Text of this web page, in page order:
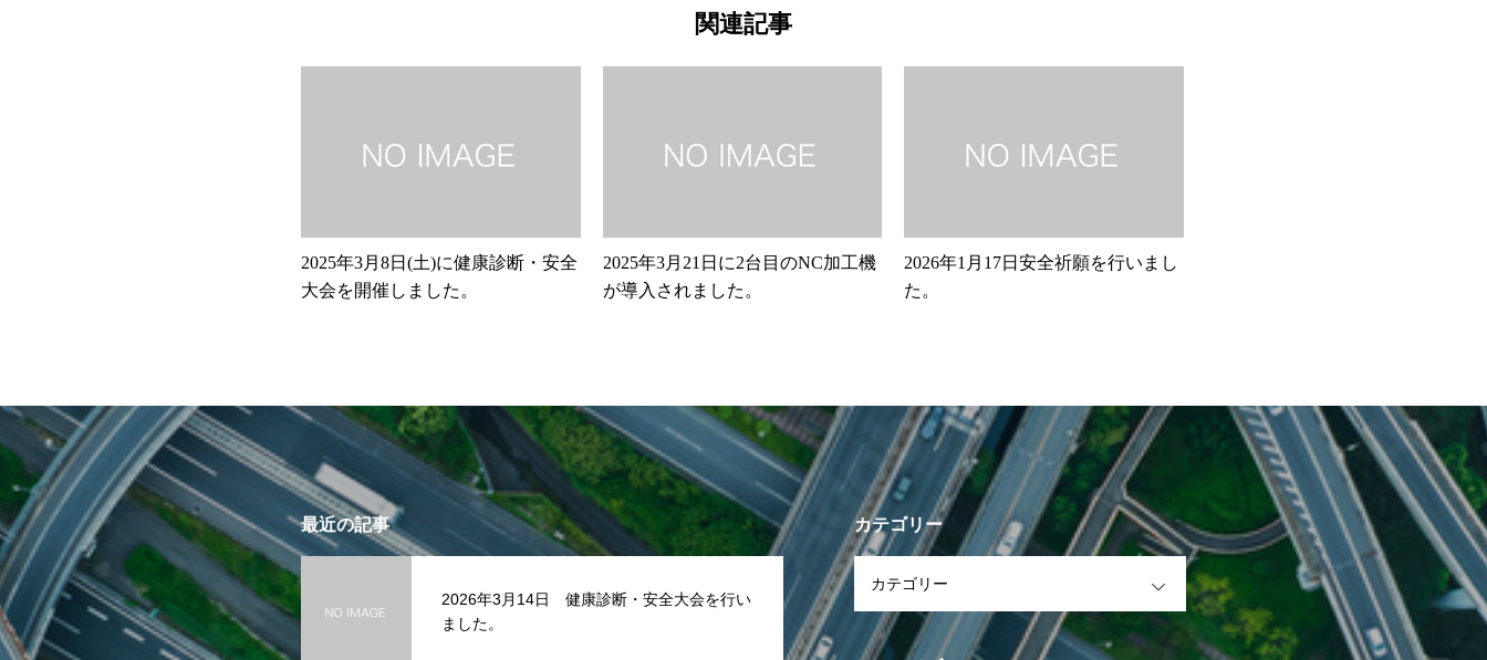
関連記事
2025年3月8日(土)に健康診断・安全
大会を開催しました。
2025年3月21日に2台目のNC加工機
が導入されました。
2026年1月17日安全祈願を行いまし
た。
最近の記事
2026年3月14日 健康診断・安全大会を行い
ました。
カテゴリー